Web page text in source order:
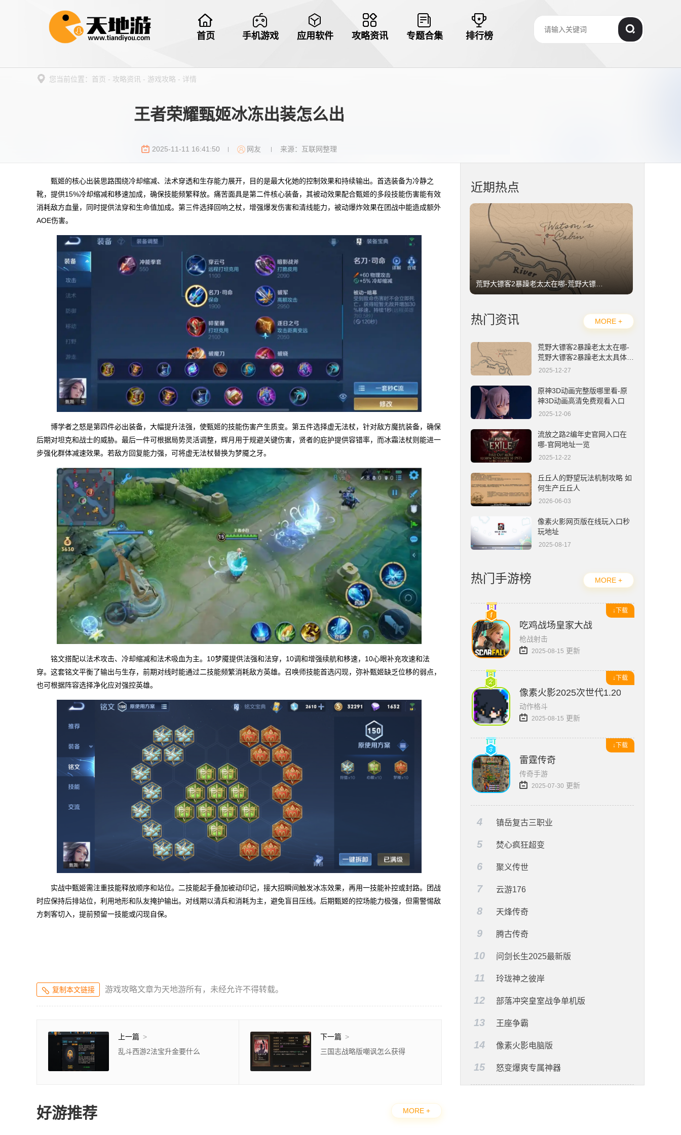
首页 手机游戏 应用软件 攻略资讯 专题合集 排行榜
您当前位置： 首页 - 攻略资讯 - 游戏攻略 - 详情
王者荣耀甄姬冰冻出装怎么出
2025-11-11 16:41:50 | 网友 | 来源：互联网整理
甄姬的核心出装思路围绕冷却缩减、法术穿透和生存能力展开，目的是最大化她的控制效果和持续输出。首选装备为冷静之
靴，提供15%冷却缩减和移速加成，确保技能频繁释放。痛苦面具是第二件核心装备，其被动效果配合甄姬的多段技能伤害能有效
消耗敌方血量，同时提供法穿和生命值加成。第三件选择回响之杖，增强爆发伤害和清线能力，被动爆炸效果在团战中能造成额外
AOE伤害。
博学者之怒是第四件必出装备，大幅提升法强，使甄姬的技能伤害产生质变。第五件选择虚无法杖，针对敌方魔抗装备，确保
后期对坦克和战士的威胁。最后一件可根据局势灵活调整，辉月用于规避关键伤害，贤者的庇护提供容错率，而冰霜法杖则能进一
步强化群体减速效果。若敌方回复能力强，可将虚无法杖替换为梦魇之牙。
铭文搭配以法术攻击、冷却缩减和法术吸血为主。10梦魇提供法强和法穿，10调和增强续航和移速，10心眼补充攻速和法
穿。这套铭文平衡了输出与生存，前期对线时能通过二技能频繁消耗敌方英雄。召唤师技能首选闪现，弥补甄姬缺乏位移的弱点，
也可根据阵容选择净化应对强控英雄。
实战中甄姬需注重技能释放顺序和站位。二技能起手叠加被动印记，接大招瞬间触发冰冻效果，再用一技能补控或封路。团战
时应保持后排站位，利用地形和队友掩护输出。对线期以清兵和消耗为主，避免盲目压线。后期甄姬的控场能力极强，但需警惕敌
方刺客切入，提前预留一技能或闪现自保。
复制本文链接 游戏攻略文章为天地游所有，未经允许不得转载。
上一篇 >
乱斗西游2法宝升金要什么
下一篇 >
三国志战略版嘲讽怎么获得
好游推荐 MORE +
近期热点
热门资讯 MORE +
荒野大镖客2暴躁老太太在哪-
荒野大镖客2暴躁老太太具体位
置详解
2025-12-27
原神3D动画完整版哪里看-原
神3D动画高清免费观看入口
2025-12-06
流放之路2编年史官网入口在
哪-官网地址一览
2025-12-22
丘丘人的野望玩法机制攻略 如
何生产丘丘人
2026-06-03
像素火影网页版在线玩入口秒
玩地址
2025-08-17
热门手游榜 MORE +
↓下载
吃鸡战场皇家大战
枪战射击
2025-08-15 更新
↓下载
像素火影2025次世代1.20版本
动作格斗
2025-08-15 更新
↓下载
雷霆传奇
传奇手游
2025-07-30 更新
4 镇岳复古三职业
5 焚心疯狂超变
6 聚义传世
7 云游176
8 天烽传奇
9 腾古传奇
10 问剑长生2025最新版
11 玲珑神之彼岸
12 部落冲突皇室战争单机版
13 王座争霸
14 像素火影电脑版
15 怒变爆爽专属神器